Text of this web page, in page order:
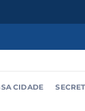
CIDADE